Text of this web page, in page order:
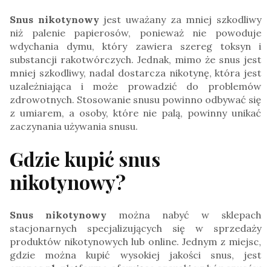
Snus nikotynowyjest uważany za mniej szkodliwy
niż palenie papierosów, ponieważ nie powoduje
wdychania dymu, który zawiera szereg toksyn i
substancji rakotwórczych. Jednak, mimo że snus jest
mniej szkodliwy, nadal dostarcza nikotynę, która jest
uzależniająca i może prowadzić do problemów
zdrowotnych. Stosowanie snusu powinno odbywać się
z umiarem, a osoby, które nie palą, powinny unikać
zaczynania używania snusu.
Gdzie kupić snus
nikotynowy?
Snus nikotynowy można nabyć w sklepach
stacjonarnych specjalizujących się w sprzedaży
produktów nikotynowych lub online. Jednym z miejsc,
gdzie można kupić wysokiej jakości snus, jest